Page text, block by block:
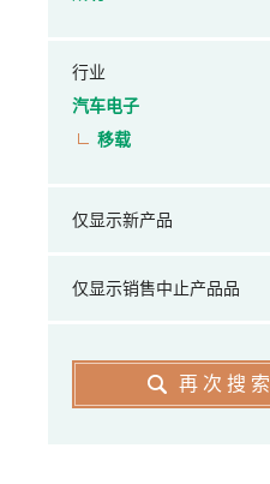
行业
汽车电子
移载
仅显示新产品
仅显示销售中止产品品
再次搜索